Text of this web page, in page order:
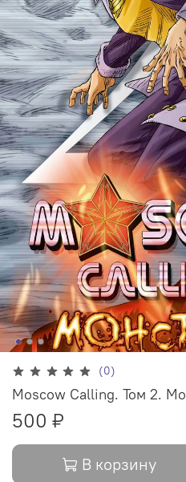
(0)
Moscow Calling. Том 2.
500 ₽
В корзину